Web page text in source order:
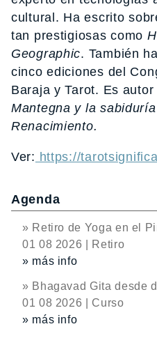
cultural. Ha escrito
tan prestigiosas como
Geographic. También
cinco ediciones del
Baraja y Tarot. Es
Mantegna y la
Renacimiento.
Ver: https://
Agenda
» Retiro de Yoga en el
01 08 2026 | Retiro
» más info
» Bhagavad Gita desde
01 08 2026 | Curso
» más info